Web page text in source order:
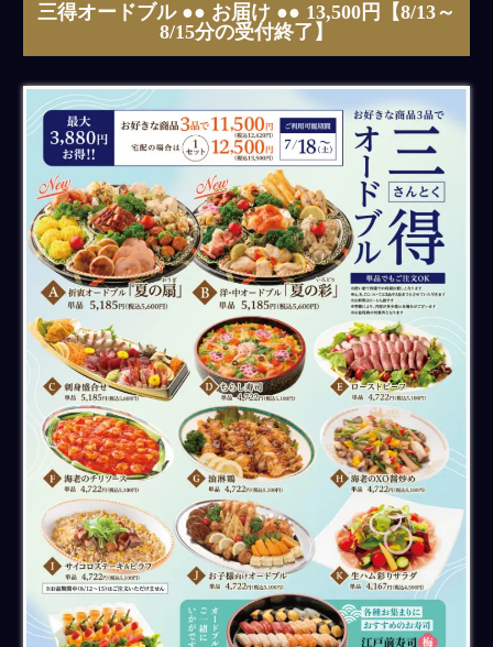
三得オードブル ●● お届け ●● 13,500円【8/13～
8/15分の受付終了】